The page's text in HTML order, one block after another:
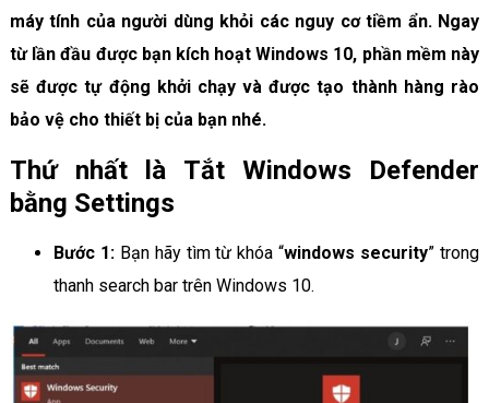
máy tính của người dùng khỏi các nguy cơ tiềm ẩn. Ngay
từ lần đầu được bạn kích hoạt Windows 10, phần mềm này
sẽ được tự động khởi chạy và được tạo thành hàng rào
bảo vệ cho thiết bị của bạn nhé.
Thứ nhất là Tắt Windows Defender
bằng Settings
Bước 1:Bạn hãy tìm từ khóa “windows security” trong
thanh search bar trên Windows 10.